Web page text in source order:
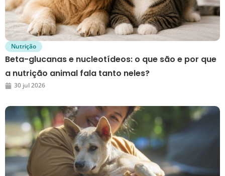
Nutrição
Beta-glucanas e nucleotídeos: o que são e por que
a nutrição animal fala tanto neles?
30 jul 2026